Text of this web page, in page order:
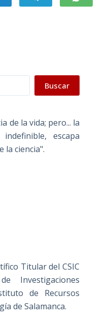
Buscar
de la vida; pero... la
escapa
la ciencia".
Titular del CSIC
Investigaciones
de Recursos
de Salamanca.